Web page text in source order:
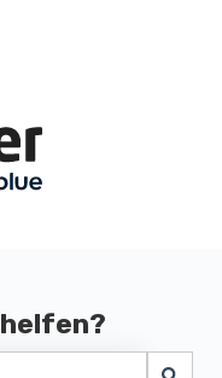
anzeigen